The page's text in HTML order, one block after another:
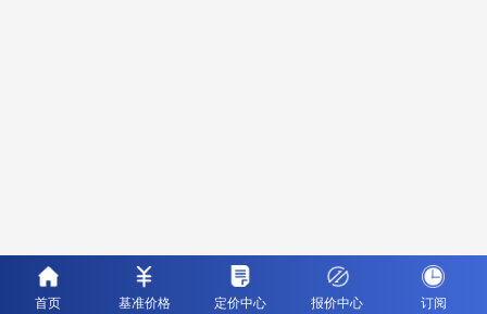
首页 基准价格 定价中心 报价中心 订阅